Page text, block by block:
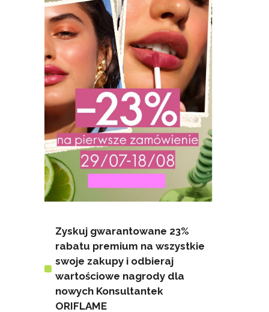
Zyskuj gwarantowane 23%
rabatu premium na wszystkie
swoje zakupy i odbieraj
wartościowe nagrody dla
nowych Konsultantek
ORIFLAME